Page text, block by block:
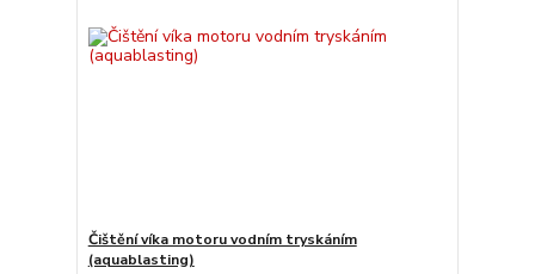
Čištění víka motoru vodním tryskáním
(aquablasting)